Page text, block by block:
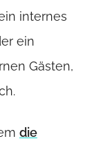
internes
ein
Gästen,
die